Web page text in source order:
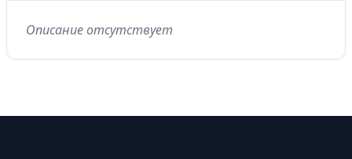
Описание отсутствует